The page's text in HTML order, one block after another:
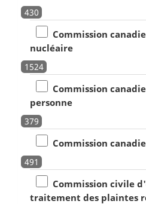
430
Commission
nucléaire
1524
Commission
personne
379
Commission
491
Commission civile
traitement des plaintes